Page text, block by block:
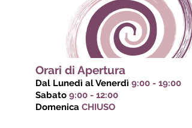
Orari di Apertura
Dal Lunedì al Venerdì 9:00 - 19:00
Sabato 9:00 - 12:00
Domenica CHIUSO